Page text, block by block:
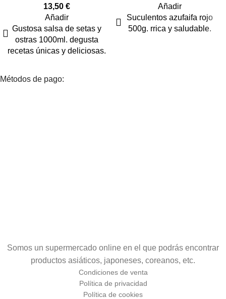
13,50 €
Añadir
Gustosa salsa de setas y
ostras 1000ml. degusta
recetas únicas y deliciosas.
Añadir
Suculentos azufaifa rojo
500g. rrica y saludable.
Métodos de pago:
Somos un supermercado online en el que podrás encontrar
productos asiáticos, japoneses, coreanos, etc.
Condiciones de venta
Política de privacidad
Política de cookies